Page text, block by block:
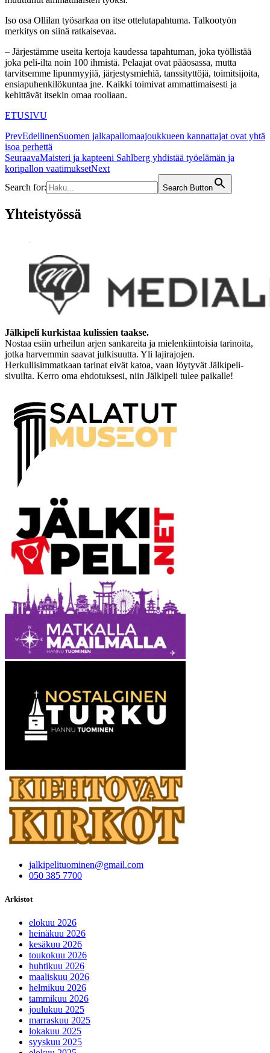
Iso osa Ollilan työsarkaa on itse ottelutapahtuma. Talkootyön
merkitys on siinä ratkaisevaa.
– Järjestämme useita kertoja kaudessa tapahtuman, joka työllistää
joka peli-ilta noin 100 ihmistä. Pelaajat ovat pääosassa, mutta
tarvitsemme lipunmyyjiä, järjestysmiehiä, tanssityttöjä, toimitsijoita,
ensiapuhenkilökuntaa jne. Kaikki toimivat ammattimaisesti ja
kehittävät itsekin omaa rooliaan.
ETUSIVU
PrevEdellinenSuomen jalkapallomaajoukkueen kannattajat ovat yhtä
isoa perhettä
SeuraavaMaisteri ja kapteeni Sahlberg yhdistää työelämän ja
koripallon vaatimuksetNext
Search for:
Search Button
Yhteistyössä
Jälkipeli kurkistaa kulissien taakse.
Nostaa esiin urheilun arjen sankareita ja mielenkiintoisia tarinoita,
sivuilta. Kerro oma ehdotuksesi, niin Jälkipeli tulee paikalle!
jalkipelituominen@gmail.com
Arkistot
elokuu 2026
heinäkuu 2026
kesäkuu 2026
toukokuu 2026
huhtikuu 2026
maaliskuu 2026
helmikuu 2026
tammikuu 2026
joulukuu 2025